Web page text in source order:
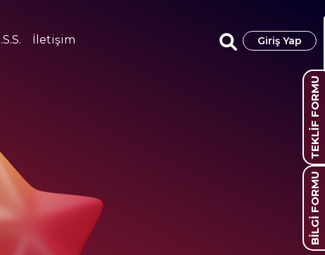
İletişim Giriş Yap
BİLGİ FORMU
TEKLİF FORMU